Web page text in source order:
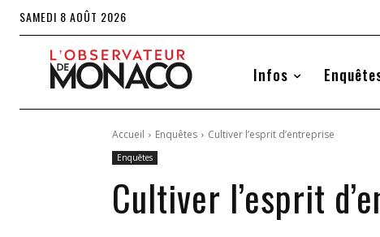
SAMEDI 8 AOÛT 2026
Infos
Accueil Enquêtes Cultiver l’esprit d’entreprise
Enquêtes
Cultiver l’esprit